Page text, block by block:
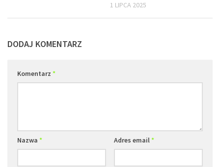
1 LIPCA 2025
DODAJ KOMENTARZ
Komentarz *
Nazwa * Adres email*